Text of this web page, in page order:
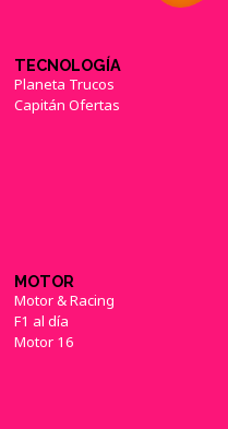
TECNOLOGÍA
Planeta Trucos
Capitán Ofertas
MOTOR
Motor & Racing
F1 al día
Motor 16